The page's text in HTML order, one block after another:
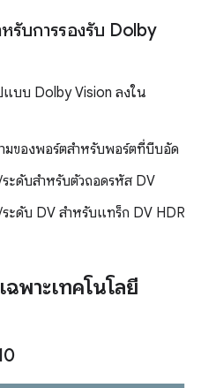
รับการรองรับ Dolby
แบบ Dolby Vision ลงใน
มของพอร์ตสำหรับพอร์ตที่บีบอัด
ะดับสำหรับตัวถอดรหัส DV
ระดับ DV สำหรับแทร็ก DV HDR
ฉพาะเทคโนโลยี